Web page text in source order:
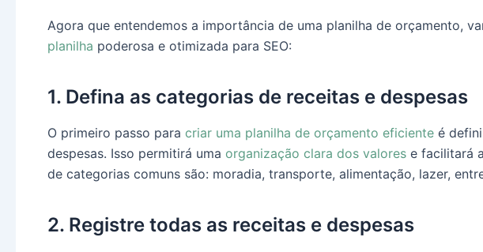
Agora que entendemos a importância de uma planilha de orçamento,
planilha poderosa e otimizada para SEO:
1. Defina as categorias de receitas e despesas
O primeiro passo para criar uma planilha de orçamento eficiente é
despesas. Isso permitirá uma organização clara dos valores e facilitará
de categorias comuns são: moradia, transporte, alimentação, lazer,
2. Registre todas as receitas e despesas